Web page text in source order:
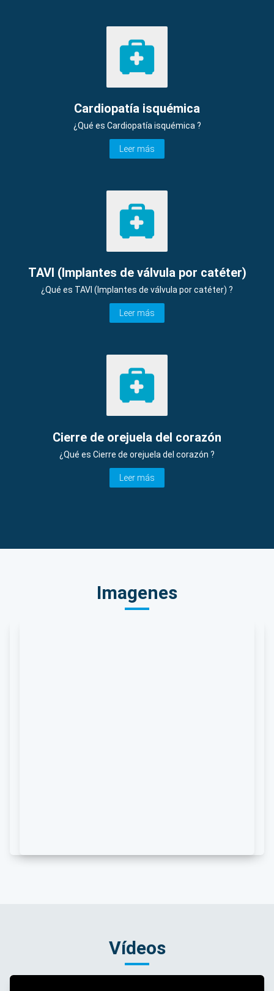
Cardiopatía isquémica
¿Qué es Cardiopatía isquémica ?
Leer más
TAVI (Implantes de válvula por catéter)
¿Qué es TAVI (Implantes de válvula por catéter) ?
Leer más
Cierre de orejuela del corazón
¿Qué es Cierre de orejuela del corazón ?
Leer más
Imagenes
Vídeos